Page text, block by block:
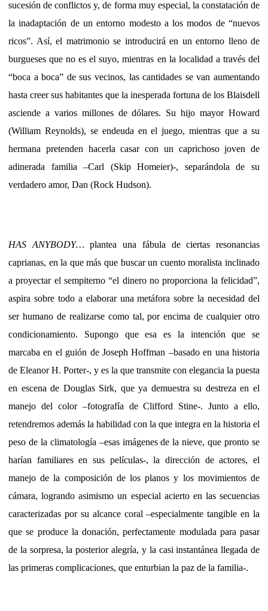
sucesión de conflictos y, de forma muy especial, la constatación de
la inadaptación de un entorno modesto a los modos de “nuevos
ricos”. Así, el matrimonio se introducirá en un entorno lleno de
burgueses que no es el suyo, mientras en la localidad a través del
“boca a boca” de sus vecinos, las cantidades se van aumentando
hasta creer sus habitantes que la inesperada fortuna de los Blaisdell
asciende a varios millones de dólares. Su hijo mayor Howard
(William Reynolds), se endeuda en el juego, mientras que a su
hermana pretenden hacerla casar con un caprichoso joven de
adinerada familia –Carl (Skip Homeier)-, separándola de su
verdadero amor, Dan (Rock Hudson).
HAS ANYBODY… plantea una fábula de ciertas resonancias
caprianas, en la que más que buscar un cuento moralista inclinado
a proyectar el sempiterno “el dinero no proporciona la felicidad”,
aspira sobre todo a elaborar una metáfora sobre la necesidad del
ser humano de realizarse como tal, por encima de cualquier otro
condicionamiento. Supongo que esa es la intención que se
marcaba en el guión de Joseph Hoffman –basado en una historia
de Eleanor H. Porter-, y es la que transmite con elegancia la puesta
en escena de Douglas Sirk, que ya demuestra su destreza en el
manejo del color –fotografía de Clifford Stine-. Junto a ello,
retendremos además la habilidad con la que integra en la historia el
peso de la climatología –esas imágenes de la nieve, que pronto se
harían familiares en sus películas-, la dirección de actores, el
manejo de la composición de los planos y los movimientos de
cámara, logrando asimismo un especial acierto en las secuencias
caracterizadas por su alcance coral –especialmente tangible en la
que se produce la donación, perfectamente modulada para pasar
de la sorpresa, la posterior alegría, y la casi instantánea llegada de
las primeras complicaciones, que enturbian la paz de la familia-.